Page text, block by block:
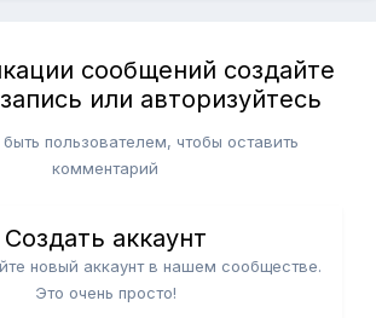
сообщений создайте
или авторизуйтесь
пользователем, чтобы оставить
комментарий
Создать аккаунт
новый аккаунт в нашем сообществе.
Это очень просто!